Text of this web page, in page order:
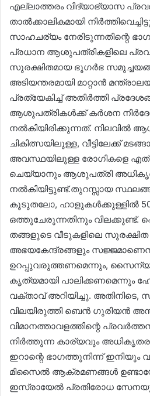
എല്ലാത്തരം വിദ്യാഭ്യാസ
താൽക്കാലികമായി
സാഹചര്യം നേരിടുന്നതിന്റെ
പ്രധാന ആശുപത്രികളിലെ
സുരക്ഷിതമായ ഭൂഗർഭ
അടിയന്തരമായി മാറ്റാൻ
പ്രത്യേകിച്ച് അതിർത്തി
ആശുപത്രികൾക്ക് കർശന
നൽകിയിരിക്കുന്നത്. നിലവിൽ
ചികിത്സയിലുള്ള, വീട്ടിലേക്ക്
അവസ്ഥയിലുള്ള രോഗികളെ
ചെയ്യാനും ആശുപത്രി
നൽകിയിട്ടുണ്ട്.തുറസ്സായ
കൂടുതലോ, ഹാളുകൾക്കുള്ളിൽ
ഒത്തുചേരുന്നതിനും
തങ്ങളുടെ വീടുകളിലെ സുരക്ഷിത
അഭയകേന്ദ്രങ്ങളും
ഉറപ്പുവരുത്തണമെന്നും,
കൃത്യമായി പാലിക്കണമെന്നും
വക്താവ് അറിയിച്ചു. അതിനിടെ,
വിലയിരുത്തി ബെൻ ഗുരിയൻ
വിമാനത്താവളത്തിന്റെ
നിർത്തുന്ന കാര്യവും
ഇറാന്റെ ഭാഗത്തുനിന്ന് ഇനിയും
മിസൈൽ ആക്രമണങ്ങൾ
ഇസ്രായേൽ പ്രതിരോധ